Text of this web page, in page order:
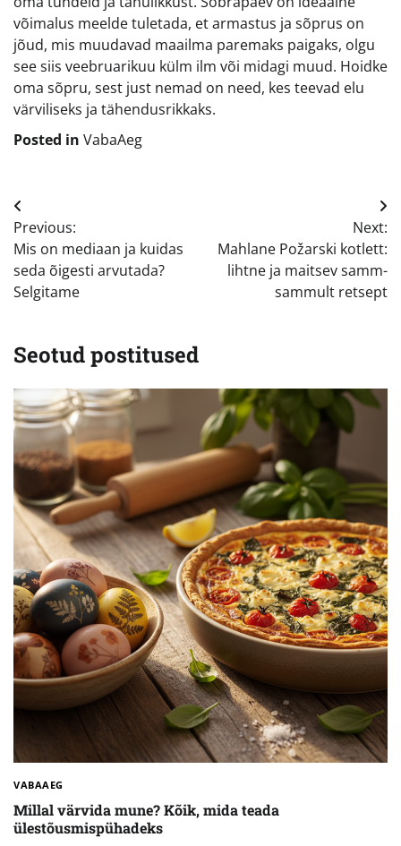
võimalus meelde tuletada, et armastus ja sõprus on
jõud, mis muudavad maailma paremaks paigaks, olgu
see siis veebruarikuu külm ilm või midagi muud. Hoidke
oma sõpru, sest just nemad on need, kes teevad elu
värviliseks ja tähendusrikkaks.
Posted in VabaAeg
Navigeerimine
Previous:
Mis on mediaan ja kuidas
seda õigesti arvutada?
Selgitame
Next:
Mahlane Požarski kotlett:
lihtne ja maitsev samm-
sammult retsept
Seotud postitused
VABAAEG
Millal värvida mune? Kõik, mida teada
ülestõusmispühadeks